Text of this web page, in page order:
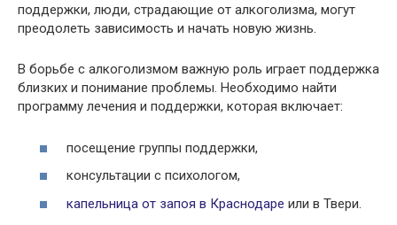
поддержки, люди, страдающие от алкоголизма, могут
преодолеть зависимость и начать новую жизнь.
В борьбе с алкоголизмом важную роль играет поддержка
близких и понимание проблемы. Необходимо найти
программу лечения и поддержки, которая включает:
посещение группы поддержки,
консультации с психологом,
капельница от запоя в Краснодаре или в Твери.